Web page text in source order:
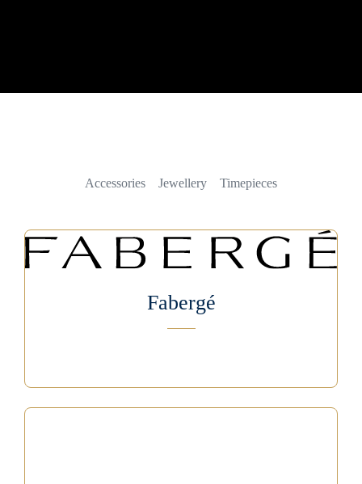
Accessories Jewellery Timepieces
Fabergé